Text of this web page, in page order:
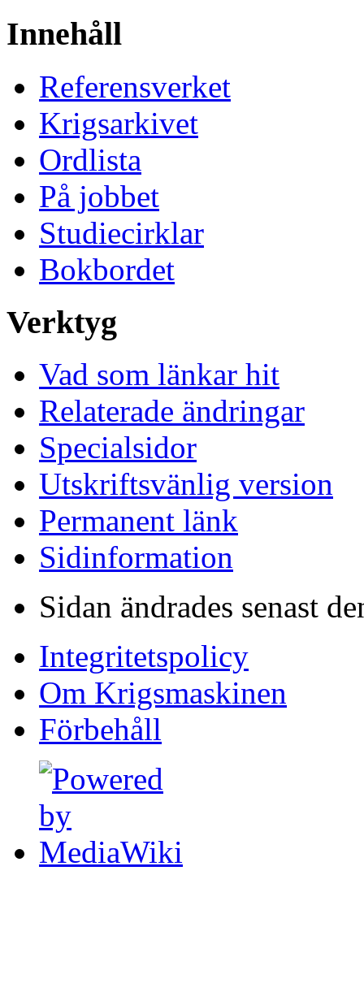
Innehåll
Referensverket
Krigsarkivet
Ordlista
På jobbet
Studiecirklar
Bokbordet
Verktyg
Vad som länkar hit
Relaterade ändringar
Specialsidor
Utskriftsvänlig version
Permanent länk
Sidinformation
Sidan ändrades senast
Integritetspolicy
Om Krigsmaskinen
Förbehåll